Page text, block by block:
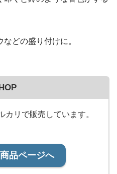
どの盛り付けに。
カリで販売しています。
品ページへ